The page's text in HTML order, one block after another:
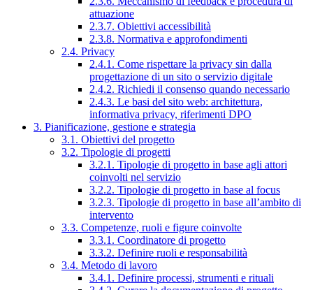
attuazione
2.3.7. Obiettivi accessibilità
2.3.8. Normativa e approfondimenti
2.4. Privacy
2.4.1. Come rispettare la privacy sin dalla
progettazione di un sito o servizio digitale
2.4.2. Richiedi il consenso quando necessario
2.4.3. Le basi del sito web: architettura,
informativa privacy, riferimenti DPO
3. Pianificazione, gestione e strategia
3.1. Obiettivi del progetto
3.2. Tipologie di progetti
3.2.1. Tipologie di progetto in base agli attori
coinvolti nel servizio
3.2.2. Tipologie di progetto in base al focus
3.2.3. Tipologie di progetto in base all’ambito di
intervento
3.3. Competenze, ruoli e figure coinvolte
3.3.1. Coordinatore di progetto
3.3.2. Definire ruoli e responsabilità
3.4. Metodo di lavoro
3.4.1. Definire processi, strumenti e rituali